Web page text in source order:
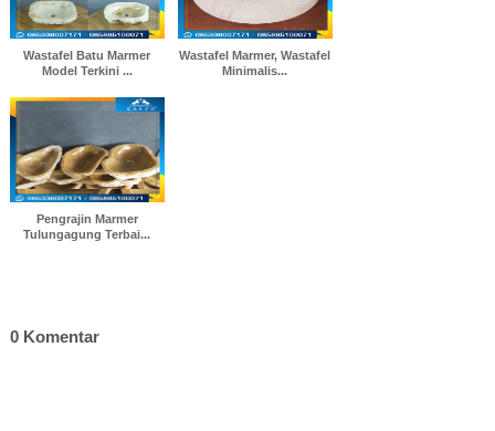
Wastafel Batu Marmer
Model Terkini ...
Wastafel Marmer, Wastafel
Minimalis...
Pengrajin Marmer
Tulungagung Terbai...
0 Komentar